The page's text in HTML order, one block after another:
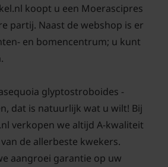
koopt u een Moerascipres
partij. Naast de webshop is er
en bomencentrum; u kunt
glyptostroboides -
dat is natuurlijk wat u wilt! Bij
verkopen we altijd A-kwaliteit
de allerbeste kwekers.
aangroei garantie op uw